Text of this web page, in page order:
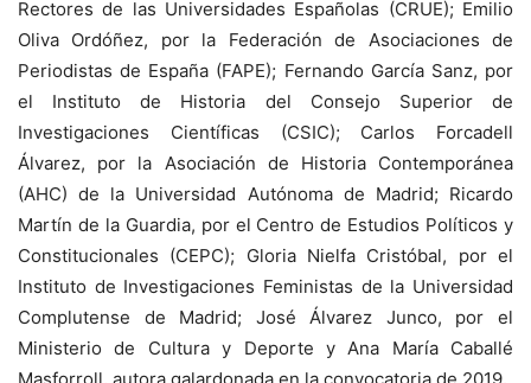
Rectores de las Universidades Españolas (CRUE); Emilio
Oliva Ordóñez, por la Federación de Asociaciones de
Periodistas de España (FAPE); Fernando García Sanz, por
el Instituto de Historia del Consejo Superior de
Investigaciones Científicas (CSIC); Carlos Forcadell
Álvarez, por la Asociación de Historia Contemporánea
(AHC) de la Universidad Autónoma de Madrid; Ricardo
Martín de la Guardia, por el Centro de Estudios Políticos y
Constitucionales (CEPC); Gloria Nielfa Cristóbal, por el
Instituto de Investigaciones Feministas de la Universidad
Complutense de Madrid; José Álvarez Junco, por el
Ministerio de Cultura y Deporte y Ana María Caballé